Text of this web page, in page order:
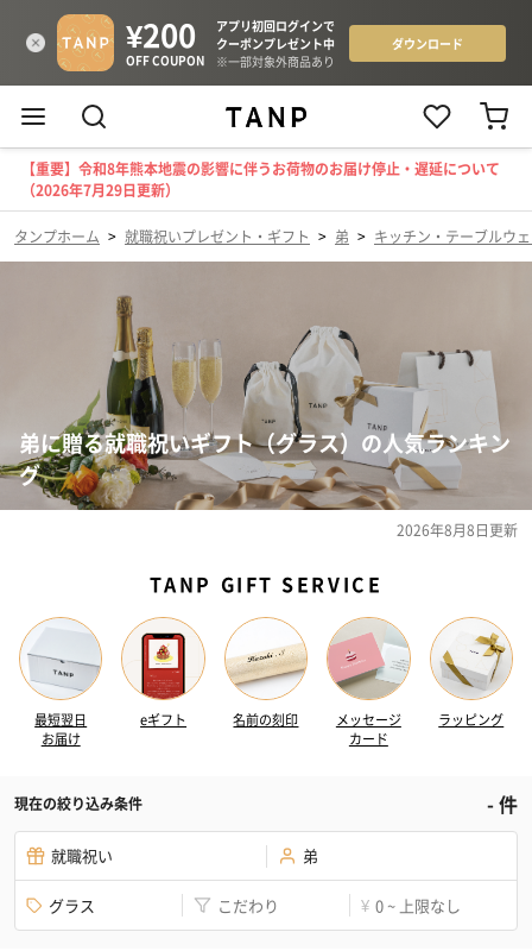
【重要】令和8年熊本地震の影響に伴うお荷物のお届け停止・遅延について
（2026年7月29日更新）
タンプホーム > 就職祝いプレゼント・ギフト > 弟 > キッチン・テーブルウ
弟に贈る就職祝いギフト（グラス）の人気ランキン
グ
2026年8月8日更新
TANP GIFT SERVICE
最短翌日
お届け
eギフト 名前の刻印
メッセージ
カード
ラッピング
現在の絞り込み条件 -件
就職祝い 弟
グラス こだわり ¥ 0 ~ 上限なし